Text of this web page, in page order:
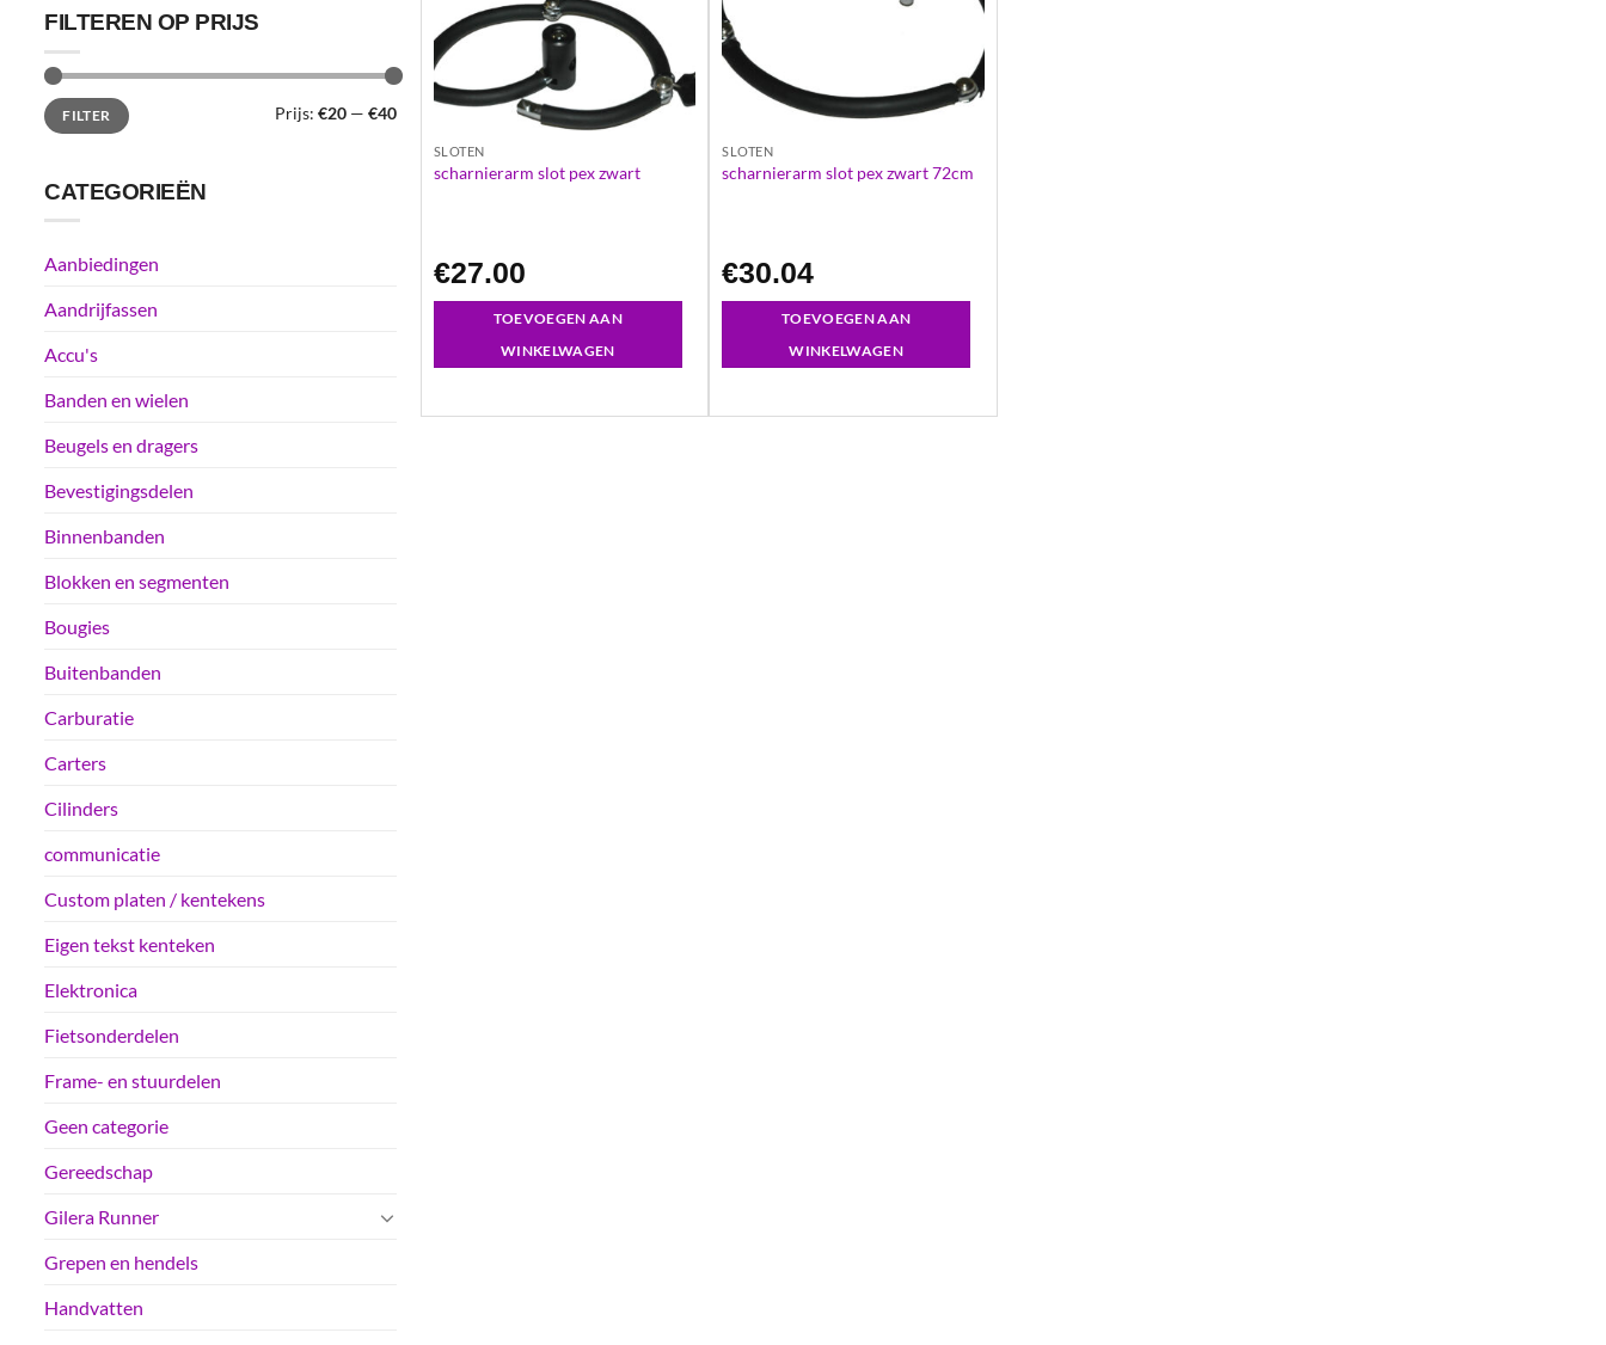
FILTEREN OP PRIJS
Min.
prijs
Max.
prijsFILTER Prijs: €20 — €40
CATEGORIEËN
Aanbiedingen
Aandrijfassen
Accu's
Banden en wielen
Beugels en dragers
Bevestigingsdelen
Binnenbanden
Blokken en segmenten
Bougies
Buitenbanden
Carburatie
Carters
Cilinders
communicatie
Custom platen / kentekens
Eigen tekst kenteken
Elektronica
Fietsonderdelen
Frame- en stuurdelen
Geen categorie
Gereedschap
Gilera Runner
Grepen en hendels
Handvatten
SLOTEN
scharnierarm slot pex zwart
€27.00
TOEVOEGEN AAN
WINKELWAGEN
SLOTEN
scharnierarm slot pex zwart 72cm
€30.04
TOEVOEGEN AAN
WINKELWAGEN